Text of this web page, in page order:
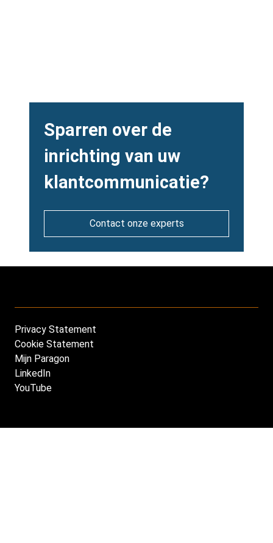
Heading
Sparren over de
inrichting van uw
klantcommunicatie?
Contact onze experts
Footer
NL
Privacy Statement
Cookie Statement
Mijn Paragon
LinkedIn
YouTube